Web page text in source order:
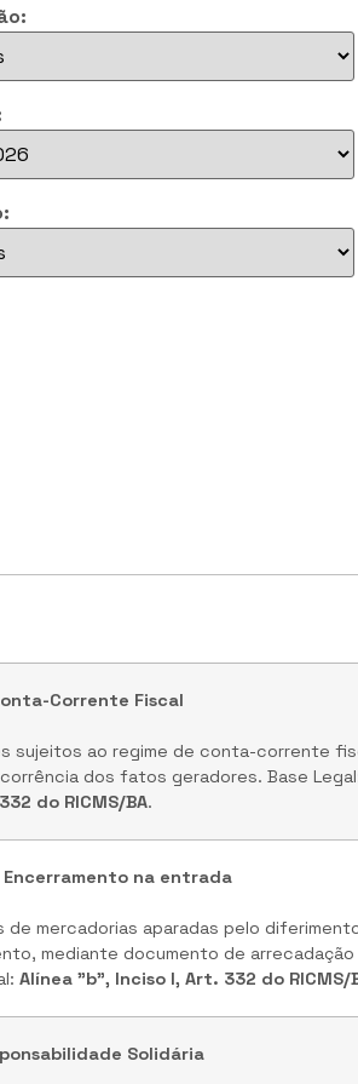
Corrente Fiscal
sujeitos ao regime de conta-corrente
dos fatos geradores. Base
do RICMS/BA.
na entrada
mercadorias aparadas pelo
mediante documento de
Alínea "b", Inciso I, Art. 332 do RICMS/
Solidária